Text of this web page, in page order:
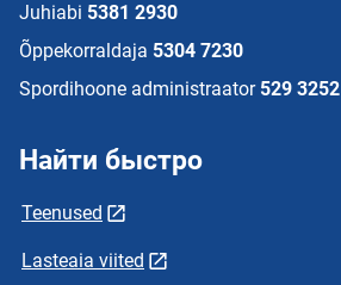
Juhiabi 5381 2930
Õppekorraldaja 5304 7230
Spordihoone administraator 529 3252
Найти быстро
Teenused
Lasteaia viited